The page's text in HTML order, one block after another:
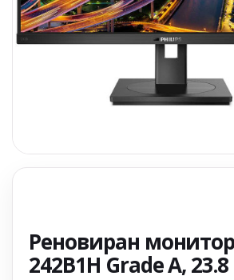
Реновиран
242B1H Grade A, 23.8